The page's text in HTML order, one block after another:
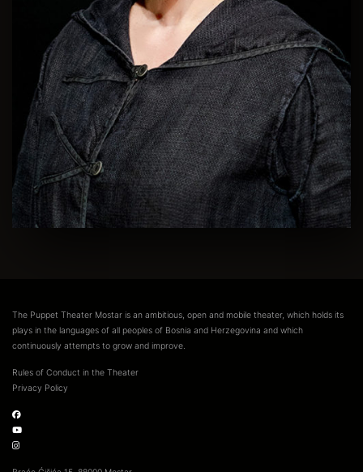
The Puppet Theater Mostar is an ambitious, open and mobile theater, which holds its
plays in the languages of all peoples of Bosnia and Herzegovina and which
continuously attempts to grow and improve.
Rules of Conduct in the Theater
Privacy Policy